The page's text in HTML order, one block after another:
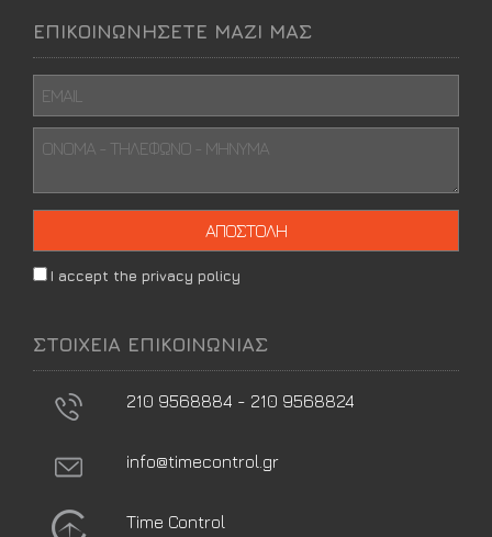
ΕΠΙΚΟΙΝΩΝΗΣΕΤΕ ΜΑΖΙ ΜΑΣ
I accept the privacy policy
ΣΤΟΙΧΕΙΑ ΕΠΙΚΟΙΝΩΝΙΑΣ
210 9568884 - 210 9568824
info@timecontrol.gr
Time Control